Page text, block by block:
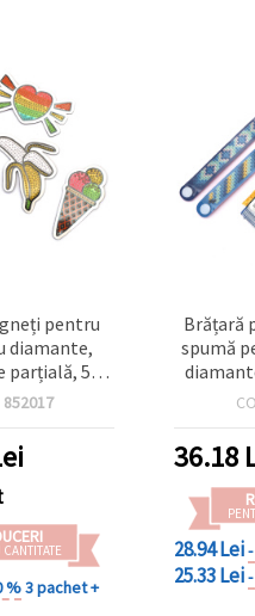
pentru
diamante,
parțială, 5
decupaje
creative
copii,
și
852017
CANTITATE
%3 pachet +
Brățară
spumă
36.18
28.94 Lei
25.33 Lei